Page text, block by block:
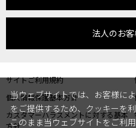
法人のお
サイトご利用規約
個人情報保護基本方針
カスタマーハラスメントに対する基本
当ウェブサイトでは、お客様に
をご提供するため、クッキーを利
このまま当ウェブサイトをご利